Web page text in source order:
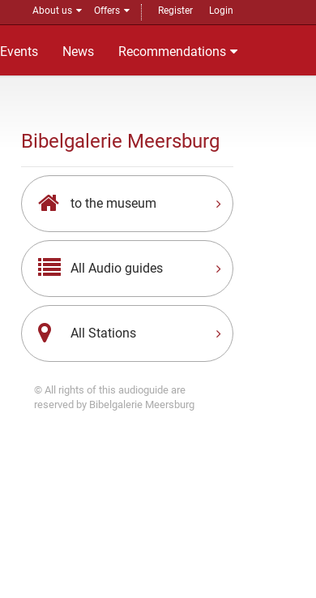
About us Offers Register Login
Events News Recommendations
Bibelgalerie Meersburg
to the museum
All Audio guides
All Stations
© All rights of this audioguide are
reserved by Bibelgalerie Meersburg